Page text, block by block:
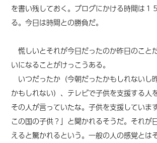
を書い残しておく。ブログにかける時間は１
る。今日は時間との勝負だ。
慌しいとそれが今日だったのか昨日のこと
いになることがけっこうある。
いつだったか（今朝だったかもしれないし
かもしれない）、テレビで子供を支援する人
その人が言っていたな。子供を支援していま
この国の子供？」と聞かれるそうだ。それが
えると驚かれるという。一般の人の感覚とは